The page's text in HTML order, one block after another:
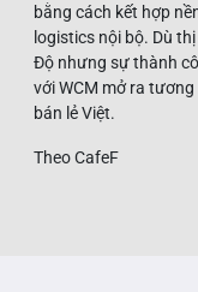
bằng cách kết hợp
logistics nội bộ. Dù
Độ nhưng sự thành
với WCM mở ra tương
bán lẻ Việt.
Theo CafeF